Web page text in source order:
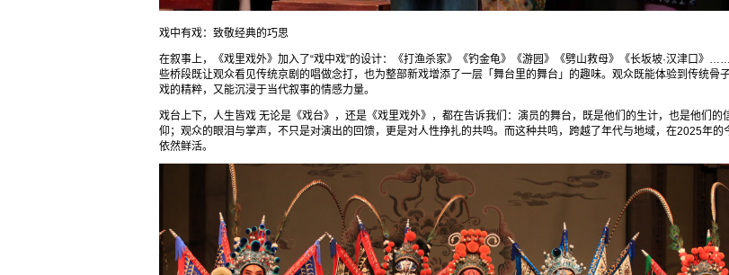
戏中有戏：致敬经典的巧思
在叙事上，《戏里戏外》加入了“戏中戏”的设计：《打渔杀家》《钓金龟》《游园》《劈山救母》《长坂坡·汉津口》
些桥段既让观众看见传统京剧的唱做念打，也为整部新戏增添了一层「舞台里的舞台」的趣味。观众既能体验到传统骨
戏的精粹，又能沉浸于当代叙事的情感力量。
戏台上下，人生皆戏 无论是《戏台》，还是《戏里戏外》，都在告诉我们：演员的舞台，既是他们的生计，也是他们的
仰；观众的眼泪与掌声，不只是对演出的回馈，更是对人性挣扎的共鸣。而这种共鸣，跨越了年代与地域，在2025年的
依然鲜活。